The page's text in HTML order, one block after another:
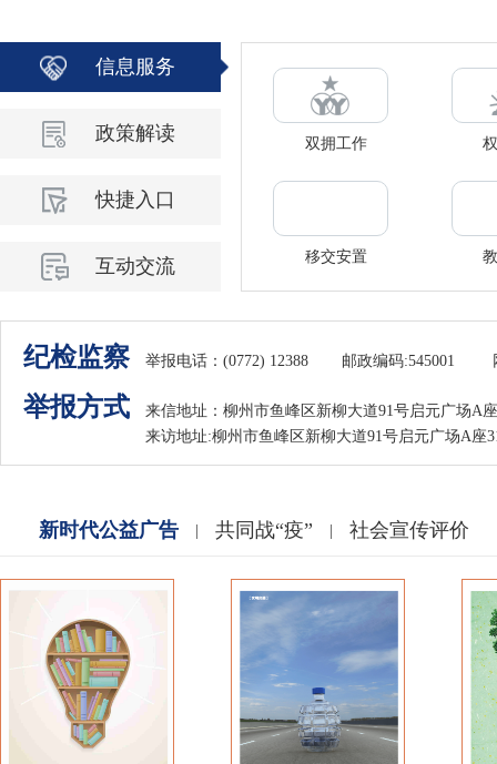
信息服务
政策解读
快捷入口
互动交流
双拥工作
移交安置
纪检监察 举报电话：(0772) 12388 邮政编码:545001
举报方式
来信地址：柳州市鱼峰区新柳大道91号启元广场A
来访地址:柳州市鱼峰区新柳大道91号启元广场A座
新时代公益广告 共同战“疫” 社会宣传评价